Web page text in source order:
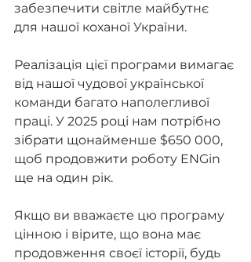
забезпечити світле майбутнє
для нашої коханої України.
Реалізація цієї програми вимагає
від нашої чудової української
команди багато наполегливої
праці. У 2025 році нам потрібно
зібрати щонайменше $650 000,
щоб продовжити роботу ENGin
ще на один рік.
Якщо ви вважаєте цю програму
цінною і вірите, що вона має
продовження своєї історії, будь